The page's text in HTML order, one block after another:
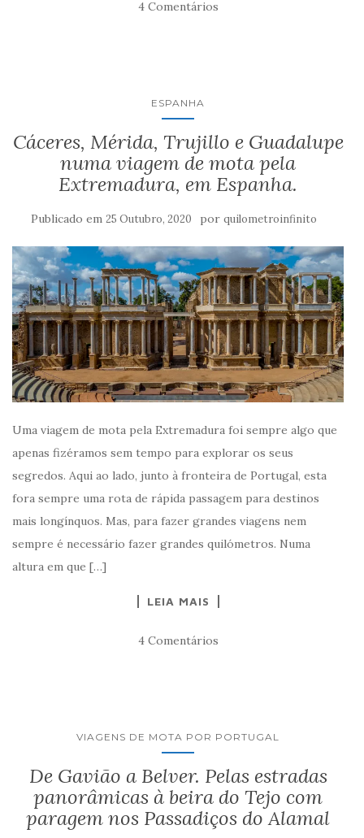
4 Comentários
ESPANHA
Cáceres, Mérida, Trujillo e Guadalupe
numa viagem de mota pela
Extremadura, em Espanha.
Publicado em 25 Outubro, 2020 por quilometroinfinito
Uma viagem de mota pela Extremadura foi sempre algo que
apenas fizéramos sem tempo para explorar os seus
segredos. Aqui ao lado, junto à fronteira de Portugal, esta
fora sempre uma rota de rápida passagem para destinos
mais longínquos. Mas, para fazer grandes viagens nem
sempre é necessário fazer grandes quilómetros. Numa
altura em que […]
LEIA MAIS
4 Comentários
VIAGENS DE MOTA POR PORTUGAL
De Gavião a Belver. Pelas estradas
panorâmicas à beira do Tejo com
paragem nos Passadiços do Alamal